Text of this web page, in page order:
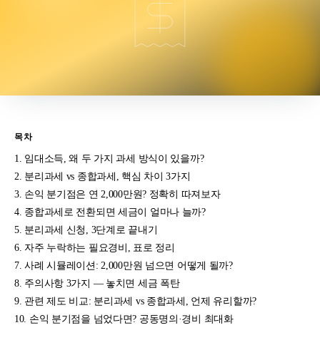
목차
임대소득, 왜 두 가지 과세 방식이 있을까?
분리과세 vs 종합과세, 핵심 차이 3가지
손익 분기점은 연 2,000만원? 정확히 따져보자
종합과세로 전환되면 세금이 얼마나 늘까?
분리과세 신청, 3단계로 끝내기
자주 누락하는 필요경비, 표로 정리
사례 시뮬레이션: 2,000만원 넘으면 어떻게 될까?
주의사항 3가지 — 놓치면 세금 폭탄
관련 제도 비교: 분리과세 vs 종합과세, 언제 유리할까?
손익 분기점을 넘었다면? 공동명의·경비 최대화